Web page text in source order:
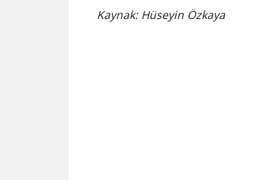
Kaynak: Hüseyin Özkaya